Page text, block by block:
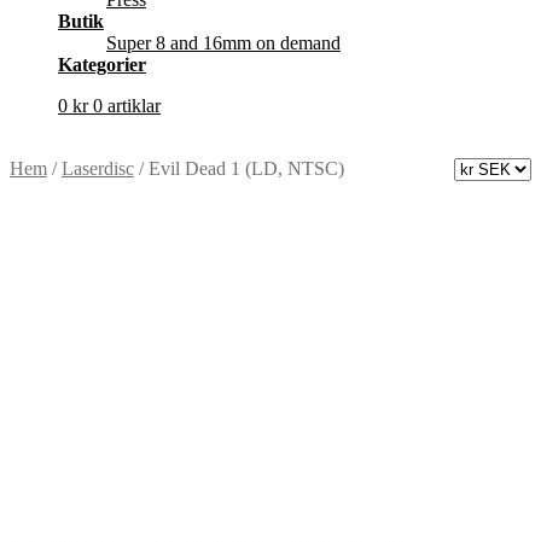
Butik
Super 8 and 16mm on demand
Kategorier
0 kr 0 artiklar
Hem /Laserdisc /Evil Dead 1 (LD, NTSC)